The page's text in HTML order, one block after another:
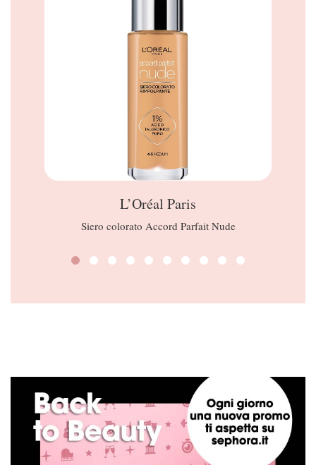
L’Oréal Paris
Siero colorato Accord Parfait Nude